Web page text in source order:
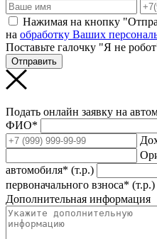
Нажимая на кнопку
на обработку Ваших
Поставьте галочку "Я не
Отправить
Подать онлайн заявку на
ФИО*
автомобиля* (т.р.)
первоначального взноса* (т.р.)
Дополнительная информация